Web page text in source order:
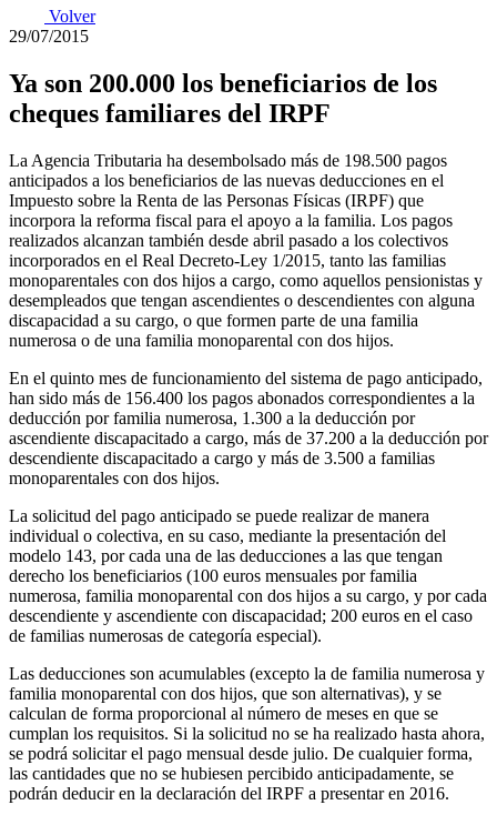
Volver
29/07/2015
Ya son 200.000 los beneficiarios de los
cheques familiares del IRPF
La Agencia Tributaria ha desembolsado más de 198.500 pagos
anticipados a los beneficiarios de las nuevas deducciones en el
Impuesto sobre la Renta de las Personas Físicas (IRPF) que
incorpora la reforma fiscal para el apoyo a la familia. Los pagos
realizados alcanzan también desde abril pasado a los colectivos
incorporados en el Real Decreto-Ley 1/2015, tanto las familias
monoparentales con dos hijos a cargo, como aquellos pensionistas y
desempleados que tengan ascendientes o descendientes con alguna
discapacidad a su cargo, o que formen parte de una familia
numerosa o de una familia monoparental con dos hijos.
En el quinto mes de funcionamiento del sistema de pago anticipado,
han sido más de 156.400 los pagos abonados correspondientes a la
deducción por familia numerosa, 1.300 a la deducción por
ascendiente discapacitado a cargo, más de 37.200 a la deducción por
descendiente discapacitado a cargo y más de 3.500 a familias
monoparentales con dos hijos.
La solicitud del pago anticipado se puede realizar de manera
individual o colectiva, en su caso, mediante la presentación del
modelo 143, por cada una de las deducciones a las que tengan
derecho los beneficiarios (100 euros mensuales por familia
numerosa, familia monoparental con dos hijos a su cargo, y por cada
descendiente y ascendiente con discapacidad; 200 euros en el caso
de familias numerosas de categoría especial).
Las deducciones son acumulables (excepto la de familia numerosa y
familia monoparental con dos hijos, que son alternativas), y se
calculan de forma proporcional al número de meses en que se
cumplan los requisitos. Si la solicitud no se ha realizado hasta ahora,
se podrá solicitar el pago mensual desde julio. De cualquier forma,
las cantidades que no se hubiesen percibido anticipadamente, se
podrán deducir en la declaración del IRPF a presentar en 2016.